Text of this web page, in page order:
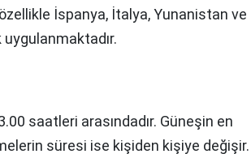
İspanya, İtalya, Yunanistan ve
saatleri arasındadır. Güneşin en
süresi ise kişiden kişiye değişir.